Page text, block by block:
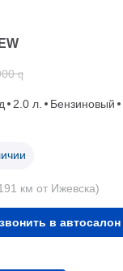
q
2.0 л. Бензиновый
км от Ижевска)
в автосалон